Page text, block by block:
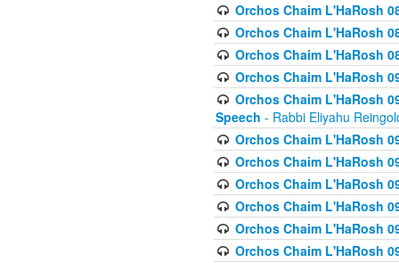
Orchos Chaim L'HaRosh
Orchos Chaim L'HaRosh
Orchos Chaim L'HaRosh
Orchos Chaim L'HaRosh
Orchos Chaim L'HaRosh
Speech - Rabbi Eliyahu
Orchos Chaim L'HaRosh
Orchos Chaim L'HaRosh
Orchos Chaim L'HaRosh
Orchos Chaim L'HaRosh
Orchos Chaim L'HaRosh
Orchos Chaim L'HaRosh